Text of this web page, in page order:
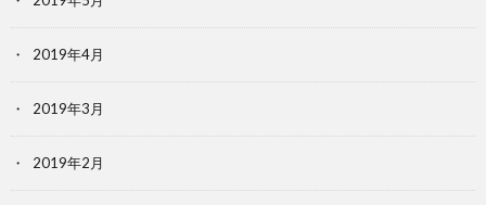
2019年4月
2019年3月
2019年2月